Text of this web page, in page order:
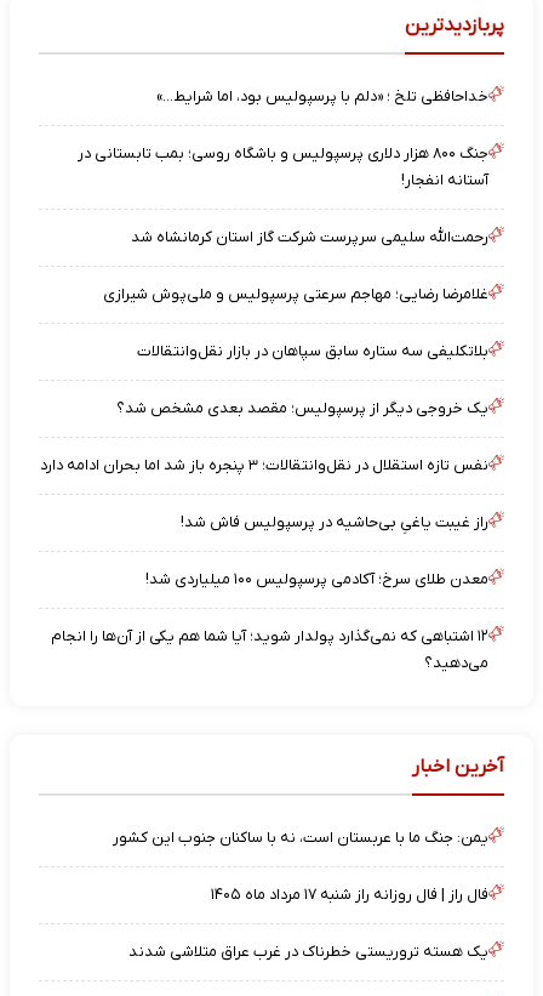
پربازدیدترین
خداحافظی تلخ ؛ «دلم با پرسپولیس بود، اما شرایط…»
جنگ ۸۰۰ هزار دلاری پرسپولیس و باشگاه روسی؛ بمب تابستانی در
آستانه انفجار!
رحمت‌الله سلیمی سرپرست شرکت گاز استان کرمانشاه شد
غلامرضا رضایی؛ مهاجم سرعتی پرسپولیس و ملی‌پوش شیرازی
بلاتکلیفی سه ستاره سابق سپاهان در بازار نقل‌وانتقالات
یک خروجی دیگر از پرسپولیس؛ مقصد بعدی مشخص شد؟
نفس تازه استقلال در نقل‌وانتقالات؛ ۳ پنجره باز شد اما بحران ادامه دارد
راز غیبت یاغیِ بی‌حاشیه در پرسپولیس فاش شد!
معدن طلای سرخ؛ آکادمی پرسپولیس ۱۰۰ میلیاردی شد!
۱۲ اشتباهی که نمی‌گذارد پولدار شوید؛ آیا شما هم یکی از آن‌ها را انجام
می‌دهید؟
آخرین اخبار
یمن: جنگ ما با عربستان است، نه با ساکنان جنوب این کشور
فال راز | فال روزانه راز شنبه ۱۷ مرداد ماه ۱۴۰۵
یک هسته تروریستی خطرناک در غرب عراق متلاشی شدند